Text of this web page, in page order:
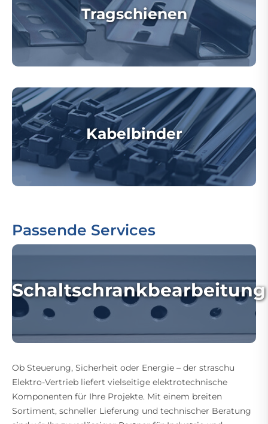
Tragschienen
Kabelbinder
Passende Services
Schaltschrankbearbeitung
Ob Steuerung, Sicherheit oder Energie – der straschu
Elektro-Vertrieb liefert vielseitige elektrotechnische
Komponenten für Ihre Projekte. Mit einem breiten
Sortiment, schneller Lieferung und technischer Beratung